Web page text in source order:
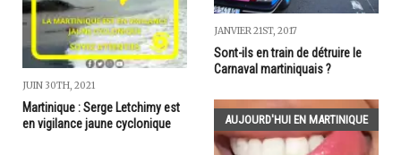
JUIN 30TH, 2021
Martinique : Serge Letchimy est
en vigilance jaune cyclonique
JANVIER 21ST, 2017
Sont-ils en train de détruire le
Carnaval martiniquais ?
AUJOURD'HUI EN MARTINIQUE